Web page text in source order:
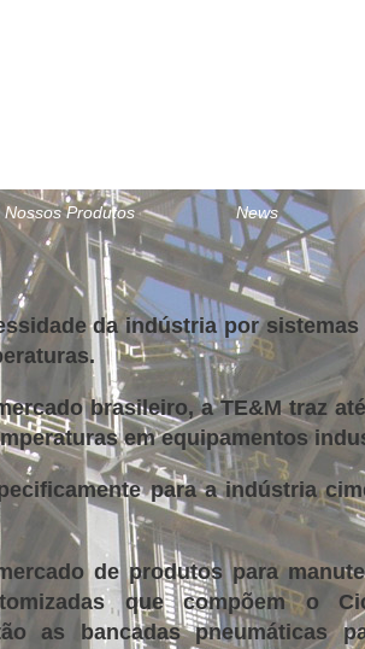
Nossos Produtos News
da indústria por
brasileiro, a TE&M traz
em equipamentos
para a indústria
de produtos para
que compõem o
as bancadas pneumáticas